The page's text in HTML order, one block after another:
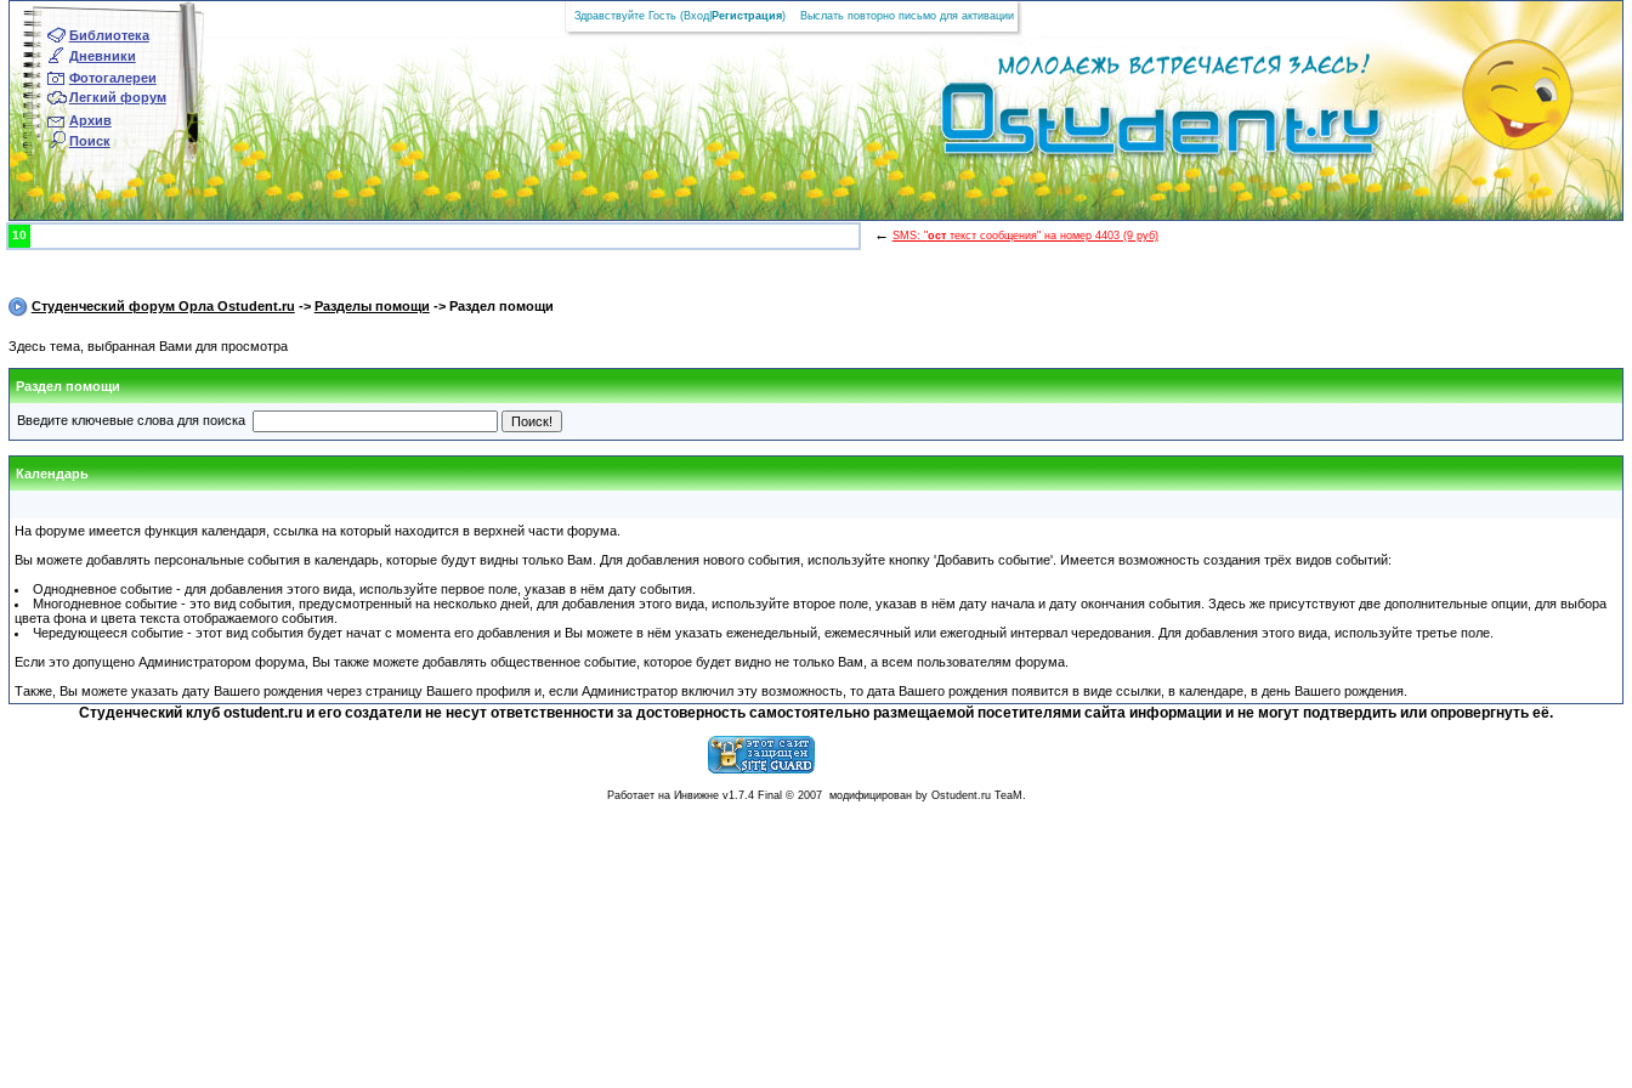
Библиотека
Дневники
Фотогалереи
Легкий форум
Архив
Поиск
Здравствуйте Гость (Вход Регистрация) Выслать повторно письмо для активации
10 ← SMS: "осттекст сообщения" на номер 4403 (9 руб)
Студенческий форум Орла Ostudent.ru -> Разделы помощи -> Раздел помощи
Здесь тема, выбранная Вами для просмотра
Раздел помощи
Введите ключевые слова для поиска
Календарь
На форуме имеется функция календаря, ссылка на который находится в верхней части форума.
Вы можете добавлять персональные события в календарь, которые будут видны только Вам. Для добавления нового события, используйте кнопку 'Добавить событие'. Имеется возможность создания трёх видов событий:
Однодневное событие - для добавления этого вида, используйте первое поле, указав в нём дату события.
Многодневное событие - это вид события, предусмотренный на несколько дней, для добавления этого вида, используйте второе поле, указав в нём дату начала и дату окончания события. Здесь же присутствуют две дополнительные опции, для выбора
цвета фона и цвета текста отображаемого события.
Чередующееся событие - этот вид события будет начат с момента его добавления и Вы можете в нём указать еженедельный, ежемесячный или ежегодный интервал чередования. Для добавления этого вида, используйте третье поле.
Если это допущено Администратором форума, Вы также можете добавлять общественное событие, которое будет видно не только Вам, а всем пользователям форума.
Также, Вы можете указать дату Вашего рождения через страницу Вашего профиля и, если Администратор включил эту возможность, то дата Вашего рождения появится в виде ссылки, в календаре, в день Вашего рождения.
Студенческий клуб ostudent.ru и его создатели не несут ответственности за достоверность самостоятельно размещаемой посетителями сайта информации и не могут подтвердить или опровергнуть её.
Работает на Инвижне v1.7.4 Final © 2007 модифицирован by Ostudent.ru TeaM.